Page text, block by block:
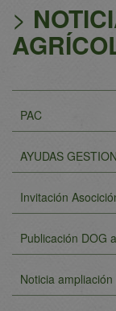
>
PAC
AYUDAS
Invitación
Publicación DOG
Noticia